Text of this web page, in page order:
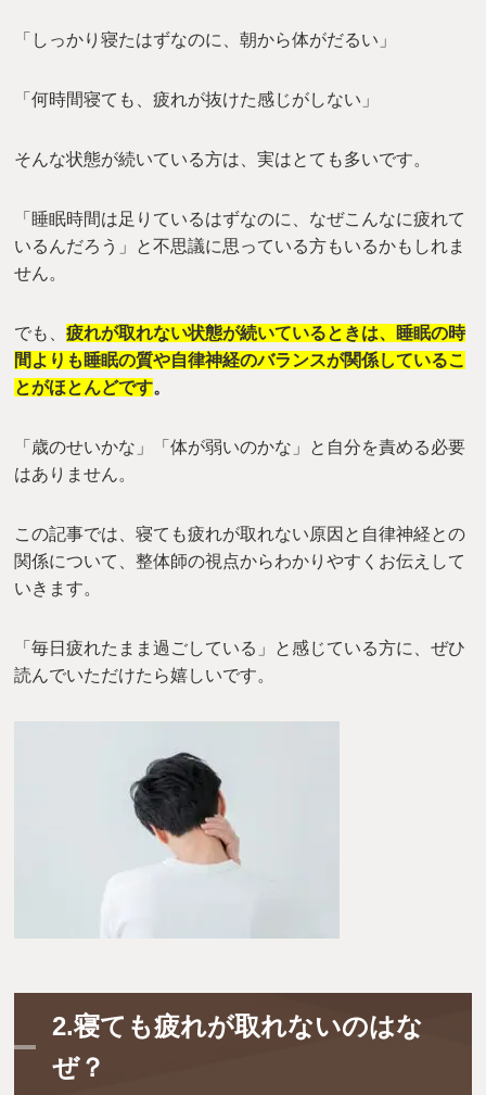
「しっかり寝たはずなのに、朝から体がだるい」
「何時間寝ても、疲れが抜けた感じがしない」
そんな状態が続いている方は、実はとても多いです。
「睡眠時間は足りているはずなのに、なぜこんなに疲れて
いるんだろう」と不思議に思っている方もいるかもしれま
せん。
でも、疲れが取れない状態が続いているときは、睡眠の時
間よりも睡眠の質や自律神経のバランスが関係しているこ
とがほとんどです。
「歳のせいかな」「体が弱いのかな」と自分を責める必要
はありません。
この記事では、寝ても疲れが取れない原因と自律神経との
関係について、整体師の視点からわかりやすくお伝えして
いきます。
「毎日疲れたまま過ごしている」と感じている方に、ぜひ
読んでいただけたら嬉しいです。
2.寝ても疲れが取れないのはな
ぜ？